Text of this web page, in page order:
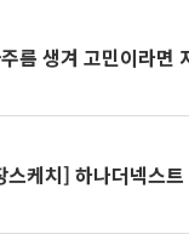
름 생겨 고민이라면
스케치] 하나더넥스